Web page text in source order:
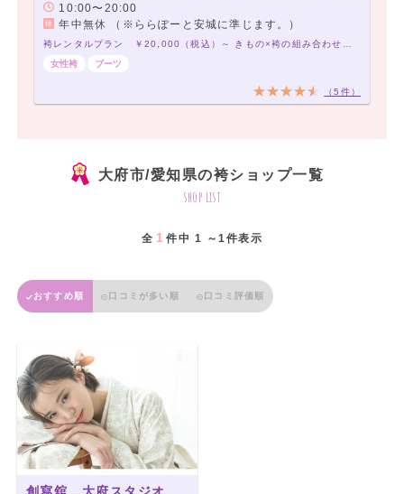
10:00〜20:00
年中無休 （※ららぽーと安城に準じます。）
女性袴
ブーツ
（5件）
大府市/愛知県の袴ショップ一覧
shop list
全 1 件中 1 ～1件表示
おすすめ順 口コミが多い順 口コミ評価順
創寫舘 大府スタジオ